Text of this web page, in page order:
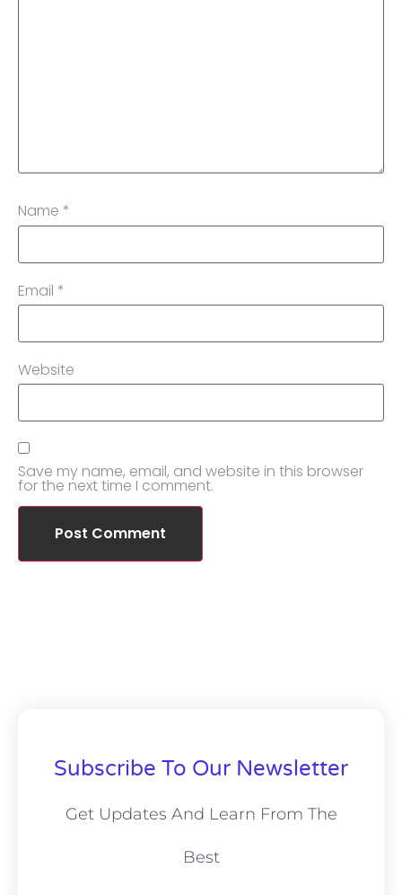
Name *
Email *
Website
Save my name, email, and website in this browser
for the next time I comment.
Subscribe To Our Newsletter
Get Updates And Learn From The
Best